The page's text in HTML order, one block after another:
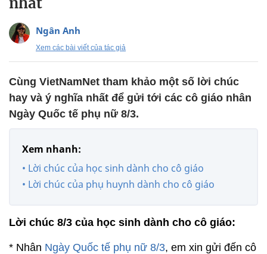
Ngân Anh
Xem các bài viết của tác giả
Cùng VietNamNet tham khảo một số lời chúc
hay và ý nghĩa nhất để gửi tới các cô giáo nhân
Ngày Quốc tế phụ nữ 8/3.
Xem nhanh:
• Lời chúc của học sinh dành cho cô giáo
• Lời chúc của phụ huynh dành cho cô giáo
Lời chúc 8/3 của học sinh dành cho cô giáo:
* Nhân Ngày Quốc tế phụ nữ 8/3, em xin gửi đến cô